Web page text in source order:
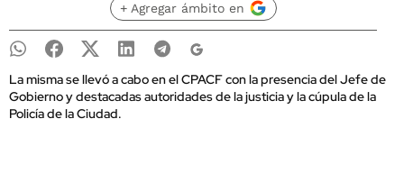
+ Agregar ámbito en
La misma se llevó a cabo en el CPACF con la presencia del Jefe de
Gobierno y destacadas autoridades de la justicia y la cúpula de la
Policía de la Ciudad.